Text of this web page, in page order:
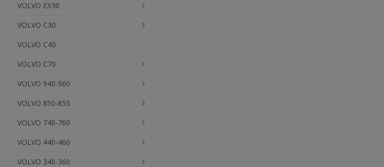
VOLVO EX30
VOLVO C30
VOLVO C40
VOLVO C70
VOLVO 940-960
VOLVO 850-855
VOLVO 740-760
VOLVO 440-460
VOLVO 340-360